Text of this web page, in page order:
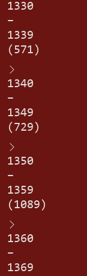
1330
–
1339
(571)
1340
–
1349
(729)
1350
–
1359
(1089)
1360
–
1369